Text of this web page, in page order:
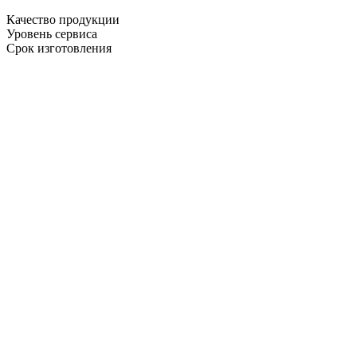
Качество продукции
Уровень сервиса
Срок изготовления